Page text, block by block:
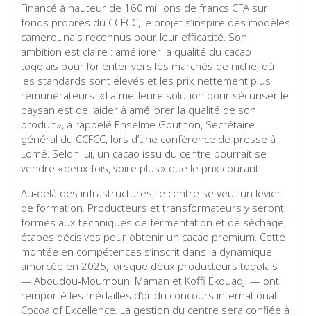
Financé à hauteur de 160 millions de francs CFA sur
fonds propres du CCFCC, le projet s’inspire des modèles
camerounais reconnus pour leur efficacité. Son
ambition est claire : améliorer la qualité du cacao
togolais pour l’orienter vers les marchés de niche, où
les standards sont élevés et les prix nettement plus
rémunérateurs. « La meilleure solution pour sécuriser le
paysan est de l’aider à améliorer la qualité de son
produit », a rappelé Enselme Gouthon, Secrétaire
général du CCFCC, lors d’une conférence de presse à
Lomé. Selon lui, un cacao issu du centre pourrait se
vendre « deux fois, voire plus » que le prix courant.
Au‑delà des infrastructures, le centre se veut un levier
de formation. Producteurs et transformateurs y seront
formés aux techniques de fermentation et de séchage,
étapes décisives pour obtenir un cacao premium. Cette
montée en compétences s’inscrit dans la dynamique
amorcée en 2025, lorsque deux producteurs togolais
— Aboudou‑Moumouni Maman et Koffi Ekouadji — ont
remporté les médailles d’or du concours international
Cocoa of Excellence. La gestion du centre sera confiée à